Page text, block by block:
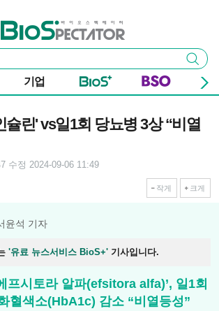
바이오스펙테이터
검색
기업
슐린' vs일1회 당뇨병 3상 “비열
수정 2024-09-06 11:49
작게 크게
윤석 기자
'유료 뉴스서비스 BioS+' 기사입니다.
프시토라 알파(efsitora alfa)’, 일1회
혈색소(HbA1c) 감소 “비열등성”